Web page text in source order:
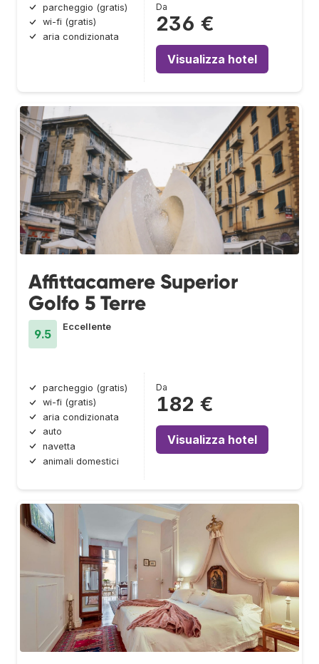
parcheggio (gratis)
wi-fi (gratis)
aria condizionata
Da
236 €
Visualizza hotel
Affittacamere Superior
Golfo 5 Terre
9.5
Eccellente
parcheggio (gratis)
wi-fi (gratis)
aria condizionata
auto
navetta
animali domestici
Da
182 €
Visualizza hotel